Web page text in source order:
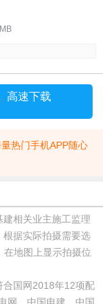
高速下载
热门手机APP随心
相关业主施工监理
据实际拍摄需要选
在地图上显示拍摄位
国网2018年12项配
网、中国电建、中国